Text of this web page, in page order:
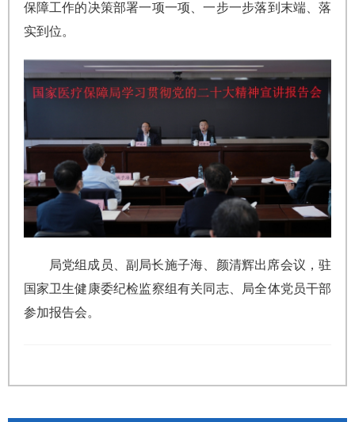
保障工作的决策部署一项一项、一步一步落到末端、落
实到位。
局党组成员、副局长施子海、颜清辉出席会议，驻
国家卫生健康委纪检监察组有关同志、局全体党员干部
参加报告会。